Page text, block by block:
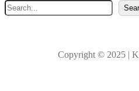
Z
o
Copyright © 2025 |